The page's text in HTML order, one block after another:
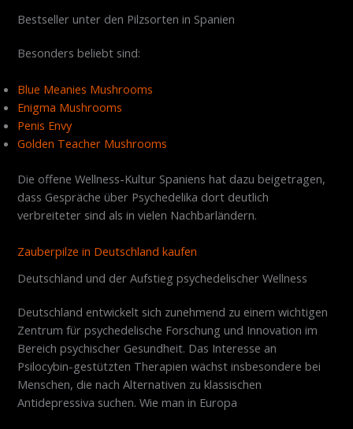
Bestseller unter den Pilzsorten in Spanien
Besonders beliebt sind:
Blue Meanies Mushrooms
Enigma Mushrooms
Penis Envy
Golden Teacher Mushrooms
Die offene Wellness-Kultur Spaniens hat dazu beigetragen,
dass Gespräche über Psychedelika dort deutlich
verbreiteter sind als in vielen Nachbarländern.
Zauberpilze in Deutschland kaufen
Deutschland und der Aufstieg psychedelischer Wellness
Deutschland entwickelt sich zunehmend zu einem wichtigen
Zentrum für psychedelische Forschung und Innovation im
Bereich psychischer Gesundheit. Das Interesse an
Psilocybin-gestützten Therapien wächst insbesondere bei
Menschen, die nach Alternativen zu klassischen
Antidepressiva suchen. Wie man in Europa